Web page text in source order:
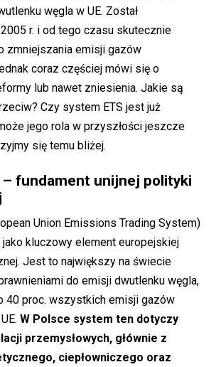
węgla w UE. Został
r. i od tego czasu skutecznie
zmniejszania emisji gazów
coraz częściej mówi się o
lub nawet zniesienia. Jakie są
Czy system ETS jest już
jego rola w przyszłości jeszcze
się temu bliżej.
– fundament unijnej polityki
Union Emissions Trading System)
jako kluczowy element europejskiej
Jest to największy na świecie
do emisji dwutlenku węgla,
40 proc. wszystkich emisji gazów
W Polsce system ten dotyczy
przemysłowych, głównie z
ciepłowniczego oraz